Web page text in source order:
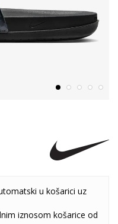
u košarici uz
iznosom košarice od